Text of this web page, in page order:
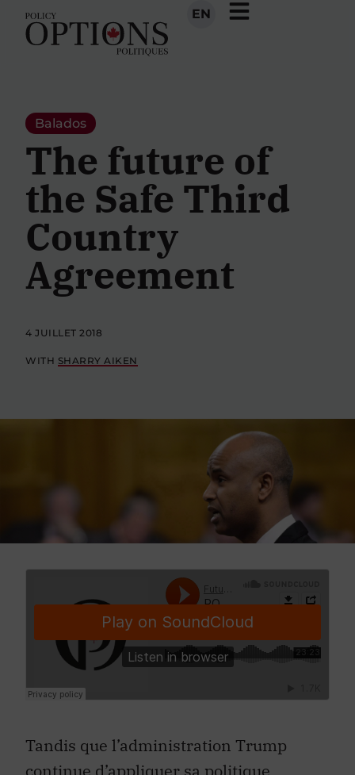
EN
Balados
The future of
the Safe Third
Country
Agreement
4 JUILLET 2018
WITH SHARRY AIKEN
Tandis que l’administration Trump
continue d’appliquer sa politique